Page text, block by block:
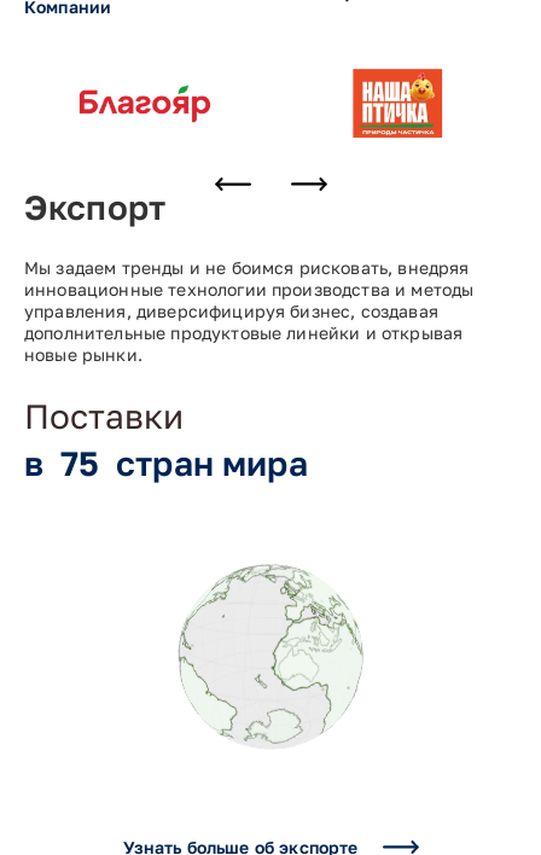
Компании
Экспорт
Мы задаем тренды и не боимся рисковать, внедряя
инновационные технологии производства и методы
управления, диверсифицируя бизнес, создавая
дополнительные продуктовые линейки и открывая
новые рынки.
Поставки
в 75 стран мира
Узнать больше об экспорте